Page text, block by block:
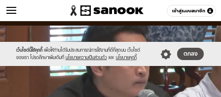
เข้าสู่ระบบสมาชิก
ข่าว หมวดอื่นๆ
เว็บไซต์นี้ใช้คุกกี้ เพื่อให้ท่านได้รับประสบการณ์การใช้งานที่ดีที่สุดบน เว็บไซต์
ของเรา โปรดศึกษาเพิ่มเติมที่ นโยบายความเป็นส่วนตัว และ นโยบายคุกกี้
ตกลง
//s.isanook.com/sr/0/images/logo-
new-
sanook.png
//s.isanook.com/ns/0/ud/377/1888390/654666-
01.jpg